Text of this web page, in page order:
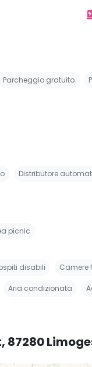
Parcheggio gratuito
Distributore
picnic
disabili Camere
Aria condizionata
87280